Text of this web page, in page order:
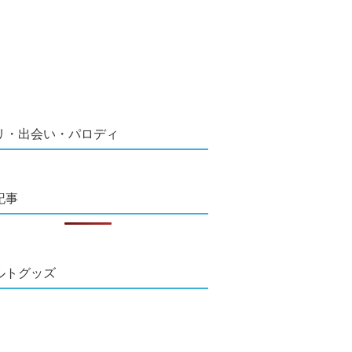
・出会い・パロディ
事
トグッズ